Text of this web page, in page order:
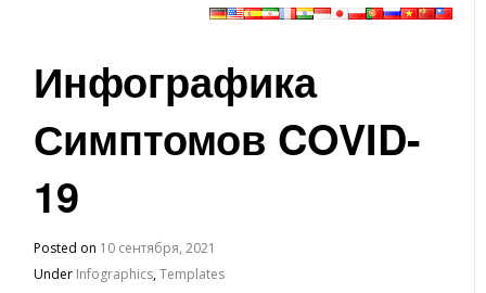
Инфографика
Симптомов COVID-
19
Posted on 10 сентября, 2021
Under Infographics,Templates